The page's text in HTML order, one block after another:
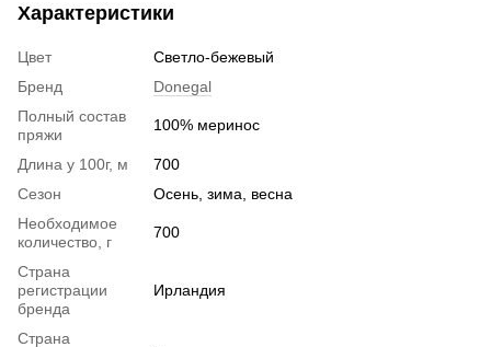
Характеристики
Цвет
Светло-бежевый
Бренд
Donegal
Полный состав
пряжи
100% меринос
Длина у 100г, м
700
Сезон
Осень, зима, весна
Необходимое
количество, г
700
Страна
регистрации
бренда
Ирландия
Страна